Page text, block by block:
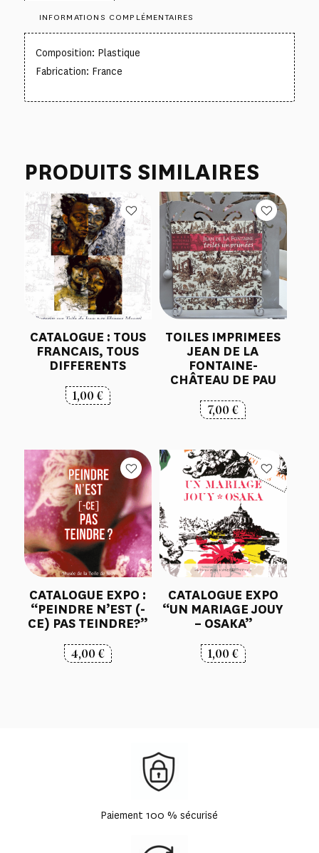
INFORMATIONS COMPLÉMENTAIRES
Composition: Plastique
Fabrication: France
PRODUITS SIMILAIRES
CATALOGUE : TOUS
FRANCAIS, TOUS
DIFFERENTS
1,00€
TOILES IMPRIMEES
JEAN DE LA
FONTAINE-
CHÂTEAU DE PAU
7,00€
CATALOGUE EXPO :
“PEINDRE N’EST (-
CE) PAS TEINDRE?”
4,00€
CATALOGUE EXPO
“UN MARIAGE JOUY
– OSAKA”
1,00€
Paiement 100 % sécurisé